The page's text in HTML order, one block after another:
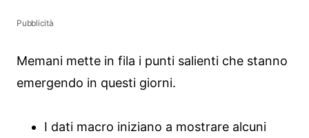
Pubblicità
Memani mette in fila i punti salienti che stanno
emergendo in questi giorni.
I dati macro iniziano a mostrare alcuni